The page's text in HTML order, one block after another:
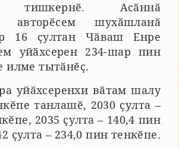
тишкернӗ. Асӑннӑ
авторӗсем шухӑшланӑ
16 ҫултан Чӑваш Енре
уйӑхсерен 234-шар пин
илме тытӑнӗҫ.
уйӑхсеренхи вӑтам шалу
танлашӗ, 2030 ҫулта –
2035 ҫулта – 140,4 пин
ҫулта – 234,0 пин тенкӗпе.